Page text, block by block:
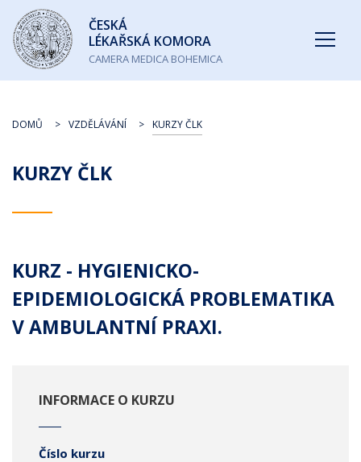
Česká
lékařská
komora
ČESKÁ
LÉKAŘSKÁ KOMORA
CAMERA MEDICA BOHEMICA
KURZY ČLK
DOMŮ VZDĚLÁVÁNÍ KURZY ČLK
KURZ - HYGIENICKO-
EPIDEMIOLOGICKÁ PROBLEMATIKA
V AMBULANTNÍ PRAXI.
INFORMACE O KURZU
Číslo kurzu